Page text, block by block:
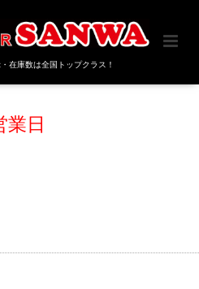
在庫数は全国トップクラス！
業日